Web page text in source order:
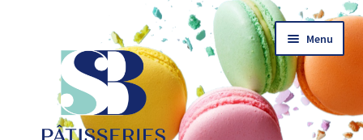
navigation
contenu
Menu